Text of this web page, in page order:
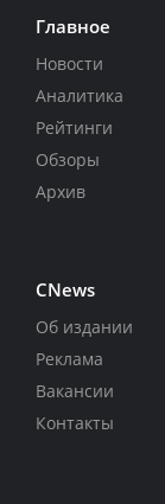
Главное
Новости
Аналитика
Рейтинги
Обзоры
Архив
CNews
Об издании
Реклама
Вакансии
Контакты